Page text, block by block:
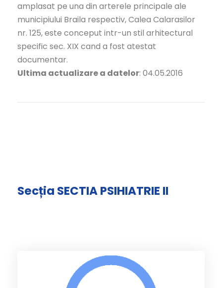
amplasat pe una din arterele principale ale
municipiului Braila respectiv, Calea Calarasilor
nr. 125, este conceput intr-un stil arhitectural
specific sec. XIX cand a fost atestat
documentar.
Ultima actualizare a datelor: 04.05.2016
Secția SECTIA PSIHIATRIE II